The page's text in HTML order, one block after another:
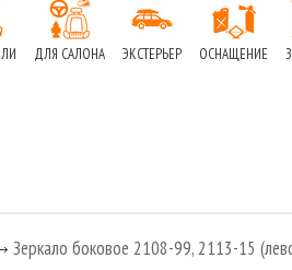
ДЛЯ САЛОНА ЭКСТЕРЬЕР ОСНАЩЕНИЕ
Зеркало боковое 2108-99, 2113-15